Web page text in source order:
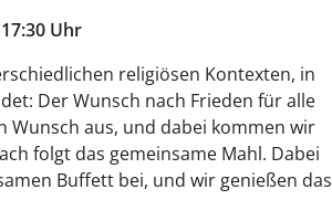
Uhr
religiösen Kontexten, in
Der Wunsch nach Frieden für alle
Wunsch aus, und dabei kommen wir
folgt das gemeinsame Mahl. Dabei
Buffett bei, und wir genießen das